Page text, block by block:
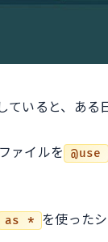
ていると、あ
ァイルを @use
as * を使った